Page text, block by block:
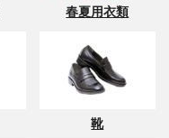
春夏用衣類
靴